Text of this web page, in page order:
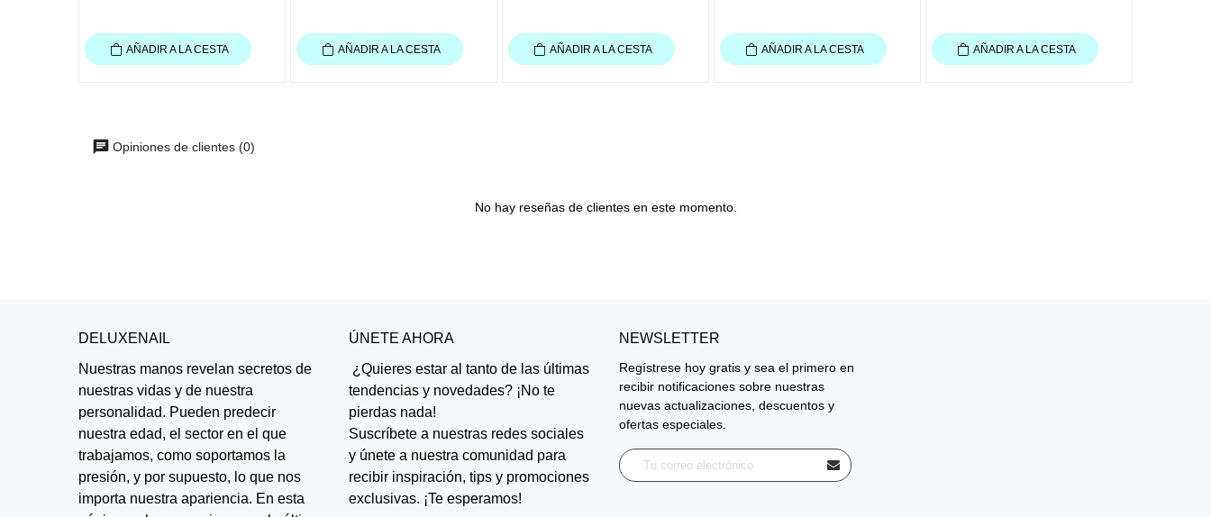
AÑADIR A LA CESTA AÑADIR A LA CESTA AÑADIR A LA CESTA AÑADIR A LA CESTA AÑADIR A LA CESTA
Opiniones de clientes (0)
No hay reseñas de clientes en este momento.
DELUXENAIL
Nuestras manos revelan secretos de
nuestras vidas y de nuestra
personalidad. Pueden predecir
nuestra edad, el sector en el que
trabajamos, como soportamos la
presión, y por supuesto, lo que nos
importa nuestra apariencia. En esta
ÚNETE AHORA
¿Quieres estar al tanto de las últimas
tendencias y novedades? ¡No te
pierdas nada!
Suscríbete a nuestras redes sociales
y únete a nuestra comunidad para
recibir inspiración, tips y promociones
exclusivas. ¡Te esperamos!
NEWSLETTER
Regístrese hoy gratis y sea el primero en
recibir notificaciones sobre nuestras
nuevas actualizaciones, descuentos y
ofertas especiales.